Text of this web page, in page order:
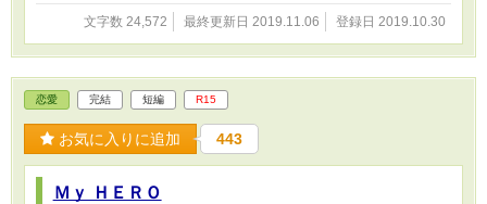
文字数 24,572 最終更新日 2019.11.06 登録日 2019.10.30
恋愛 完結 短編 R15
お気に入りに追加 443
Ｍｙ ＨＥＲＯ